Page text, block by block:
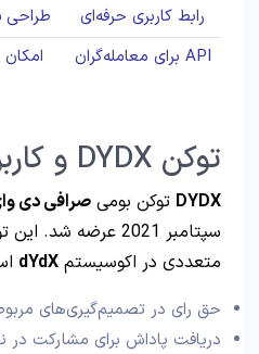
رابط کاربری حرفه‌ای
طراحی
API برای معامله‌گران
توکن DYDX و کاربردهای آن
DYDX توکن بومی صرافی دی
سپتامبر 2021 عرضه
متعددی در اکوسیستم dYdX
حق رای در تصمیم‌گیری‌های
دریافت پاداش برای مشارکت در